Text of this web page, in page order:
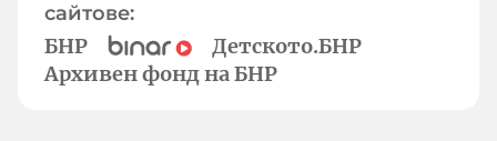
сайтове:
БНР
Детското.БНР
Архивен фонд на БНР